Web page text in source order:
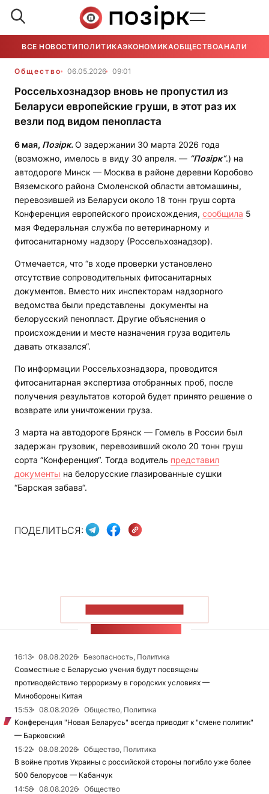
ВСЕ НОВОСТИ ПОЛИТИКАЭКОНОМИКАОБЩЕСТВОАНАЛИТИКА
Общество 06.05.2026 09:01
Россельхознадзор вновь не пропустил из
Беларуси европейские груши, в этот раз их
везли под видом пенопласта
6 мая, Позірк.О задержании 30 марта 2026 года
(возможно, имелось в виду 30 апреля. — “Позірк“.) на
автодороге Минск — Москва в районе деревни Коробово
Вяземского района Смоленской области автомашины,
перевозившей из Беларуси около 18 тонн груш сорта
Конференция европейского происхождения, сообщила 5
мая Федеральная служба по ветеринарному и
фитосанитарному надзору (Россельхознадзор).
Отмечается, что “в ходе проверки установлено
отсутствие сопроводительных фитосанитарных
документов. Вместо них инспекторам надзорного
ведомства были представлены документы на
белорусский пенопласт. Другие объяснения о
происхождении и месте назначения груза водитель
давать отказался“.
По информации Россельхознадзора, проводится
фитосанитарная экспертиза отобранных проб, после
получения результатов которой будет принято решение о
возврате или уничтожении груза.
3 марта на автодороге Брянск — Гомель в России был
задержан грузовик, перевозивший около 20 тонн груш
сорта “Конференция“. Тогда водитель представил
документы на белорусские глазированные сушки
“Барская забава“.
ПОДЕЛИТЬСЯ:
16:13 08.08.2026
Безопасность, Политика
Совместные с Беларусью учения будут посвящены
противодействию терроризму в городских условиях —
Минобороны Китая
15:53
08.08.2026
Общество, Политика
Конференция "Новая Беларусь" всегда приводит к "смене политик"
— Барковский
15:22
08.08.2026
Общество, Политика
В войне против Украины с российской стороны погибло уже более
500 белорусов — Кабанчук
14:58
08.08.2026
Общество